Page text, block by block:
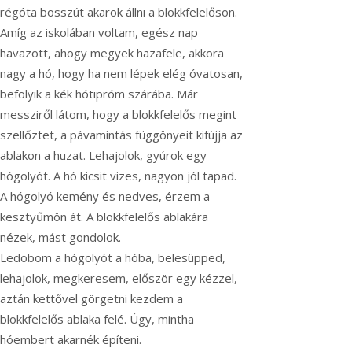
régóta bosszút akarok állni a blokkfelelősön.
Amíg az iskolában voltam, egész nap
havazott, ahogy megyek hazafele, akkora
nagy a hó, hogy ha nem lépek elég óvatosan,
befolyik a kék hótipróm szárába. Már
messziről látom, hogy a blokkfelelős megint
szellőztet, a pávamintás függönyeit kifújja az
ablakon a huzat. Lehajolok, gyúrok egy
hógolyót. A hó kicsit vizes, nagyon jól tapad.
A hógolyó kemény és nedves, érzem a
kesztyűmön át. A blokkfelelős ablakára
nézek, mást gondolok.
Ledobom a hógolyót a hóba, belesüpped,
lehajolok, megkeresem, először egy kézzel,
aztán kettővel görgetni kezdem a
blokkfelelős ablaka felé. Úgy, mintha
hóembert akarnék építeni.